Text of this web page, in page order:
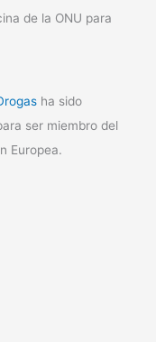
de la ONU para
ha sido
ser miembro del
Europea.